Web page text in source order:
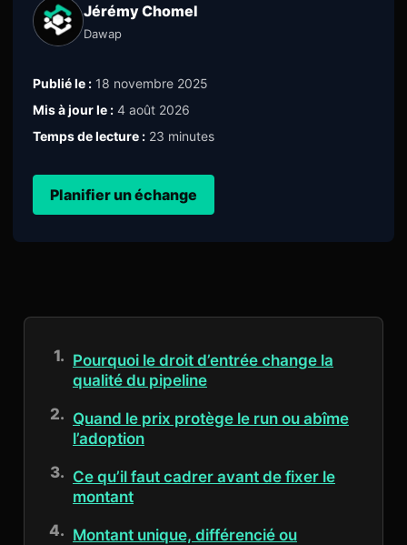
Jérémy Chomel
Dawap
Publié le : 18 novembre 2025
Mis à jour le : 4 août 2026
Temps de lecture : 23 minutes
Planifier un échange
Pourquoi le droit d’entrée change la
qualité du pipeline
Quand le prix protège le run ou abîme
l’adoption
Ce qu’il faut cadrer avant de fixer le
montant
Montant unique, différencié ou